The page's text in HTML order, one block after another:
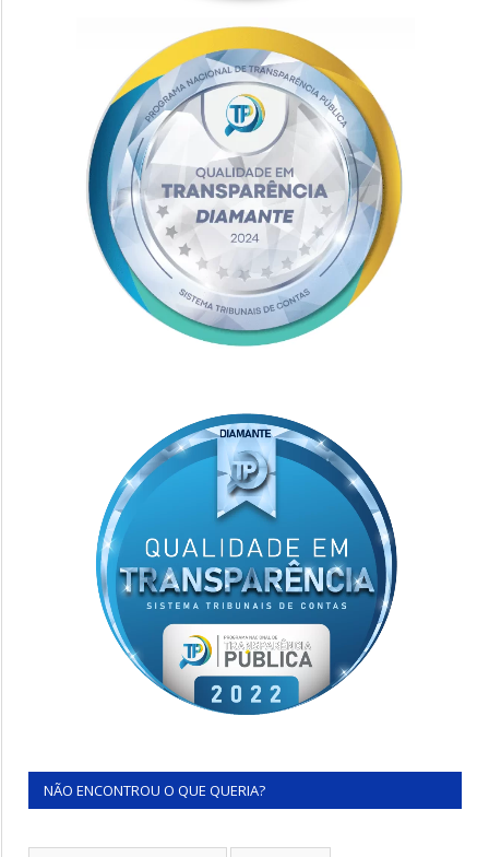
NÃO ENCONTROU O QUE QUERIA?